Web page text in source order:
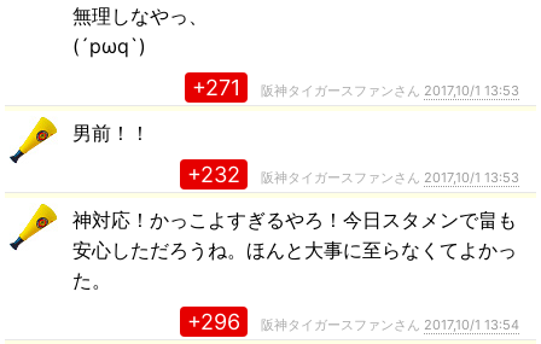
無理しなやっ、
(´pωq`)
+271 阪神タイガースファンさん 2017,10/1 13:53
男前！！
+232 阪神タイガースファンさん 2017,10/1 13:53
神対応！かっこよすぎるやろ！今日スタメンで畠も
安心しただろうね。ほんと大事に至らなくてよかっ
た。
+296 阪神タイガースファンさん 2017,10/1 13:54